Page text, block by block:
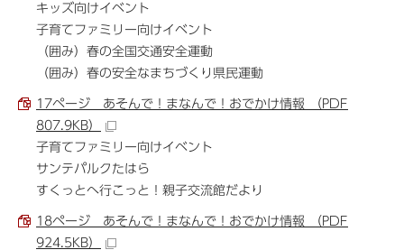
キッズ向けイベント
子育てファミリー向けイベント
（囲み）春の全国交通安全運動
（囲み）春の安全なまちづくり県民運動
17ページ あそんで！まなんで！おでかけ情報 （PDF
807.9KB）
子育てファミリー向けイベント
サンテパルクたはら
すくっとへ行こっと！親子交流館だより
18ページ あそんで！まなんで！おでかけ情報 （PDF
924.5KB）